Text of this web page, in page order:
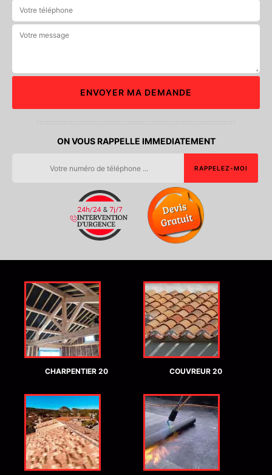
ON VOUS RAPPELLE IMMEDIATEMENT
CHARPENTIER 20 COUVREUR 20